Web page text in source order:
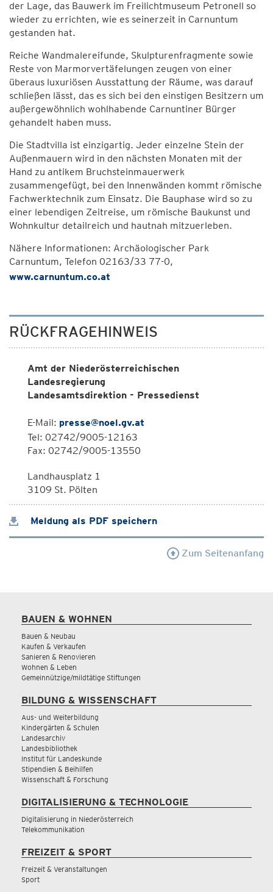
der Lage, das Bauwerk im Freilichtmuseum Petronell so
wieder zu errichten, wie es seinerzeit in Carnuntum
gestanden hat.
Reiche Wandmalereifunde, Skulpturenfragmente sowie
Reste von Marmorvertäfelungen zeugen von einer
überaus luxuriösen Ausstattung der Räume, was darauf
schließen lässt, das es sich bei den einstigen Besitzern um
außergewöhnlich wohlhabende Carnuntiner Bürger
gehandelt haben muss.
Die Stadtvilla ist einzigartig. Jeder einzelne Stein der
Außenmauern wird in den nächsten Monaten mit der
Hand zu antikem Bruchsteinmauerwerk
zusammengefügt, bei den Innenwänden kommt römische
Fachwerktechnik zum Einsatz. Die Bauphase wird so zu
einer lebendigen Zeitreise, um römische Baukunst und
Wohnkultur detailreich und hautnah mitzuerleben.
Nähere Informationen: Archäologischer Park
Carnuntum, Telefon 02163/33 77-0,
www.carnuntum.co.at
RÜCKFRAGEHINWEIS
Amt der Niederösterreichischen
Landesregierung
Landesamtsdirektion - Pressedienst
E-Mail: presse@noel.gv.at
Tel: 02742/9005-12163
Fax: 02742/9005-13550
Landhausplatz 1
3109 St. Pölten
Meldung als PDF speichern
Zum Seitenanfang
BAUEN & WOHNEN
Bauen & Neubau
Kaufen & Verkaufen
Sanieren & Renovieren
Wohnen & Leben
Gemeinnützige/mildtätige Stiftungen
BILDUNG & WISSENSCHAFT
Aus- und Weiterbildung
Kindergärten & Schulen
Landesarchiv
Landesbibliothek
Institut für Landeskunde
Stipendien & Beihilfen
Wissenschaft & Forschung
DIGITALISIERUNG & TECHNOLOGIE
Digitalisierung in Niederösterreich
Telekommunikation
FREIZEIT & SPORT
Freizeit & Veranstaltungen
Sport